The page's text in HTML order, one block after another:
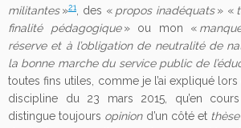
militantes»21, des « propos inadéquats» «
finalité pédagogique» ou mon «
réserveet à l’obligation de neutralité de
la bonne marche du service public de
toutes fins utiles, comme je l’ai expliqué
discipline du 23 mars 2015, qu’en
distingue toujours opiniond’un côté et